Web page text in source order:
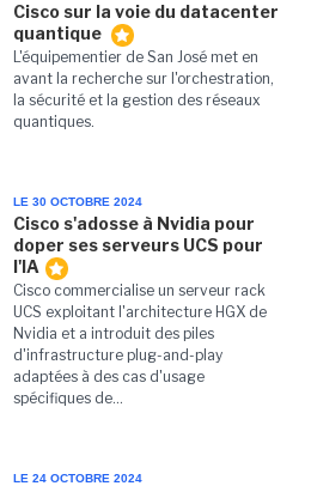
Cisco sur la voie du datacenter
quantique
L'équipementier de San José met en
avant la recherche sur l'orchestration,
la sécurité et la gestion des réseaux
quantiques.
LE 30 OCTOBRE 2024
Cisco s'adosse à Nvidia pour
doper ses serveurs UCS pour
l'IA
Cisco commercialise un serveur rack
UCS exploitant l'architecture HGX de
Nvidia et a introduit des piles
d'infrastructure plug-and-play
adaptées à des cas d'usage
spécifiques de...
LE 24 OCTOBRE 2024